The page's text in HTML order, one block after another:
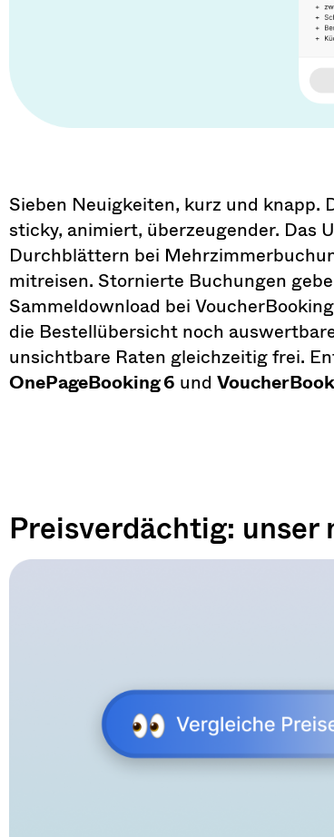
Sieben Neuigkeiten, kurz und
sticky, animiert, überzeugender. Das
Durchblättern bei
mitreisen. Stornierte Buchungen
Sammeldownload bei
die Bestellübersicht noch
unsichtbare Raten gleichzeitig frei.
OnePageBooking 6 und
Preisverdächtig: